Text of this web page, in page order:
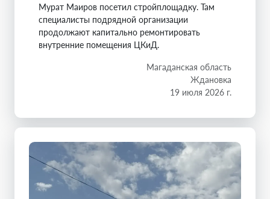
Мурат Маиров посетил стройплощадку. Там
специалисты подрядной организации
продолжают капитально ремонтировать
внутренние помещения ЦКиД.
Магаданская область
Ждановка
19 июля 2026 г.